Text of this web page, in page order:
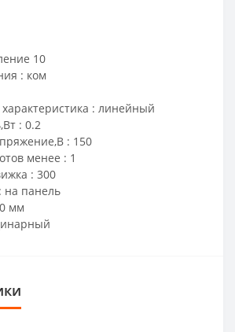
10
: ком
: линейный
: 0.2
: 150
менее : 1
: 300
на панель
мм